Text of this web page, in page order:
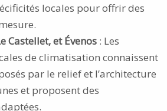
locales pour offrir des
Castellet, et Évenos : Les
de climatisation connaissent
par le relief et l’architecture
et proposent des